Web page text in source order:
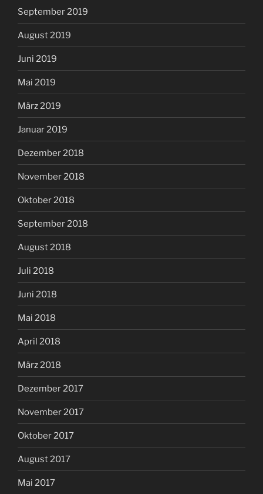
September 2019
August 2019
Juni 2019
Mai 2019
März 2019
Januar 2019
Dezember 2018
November 2018
Oktober 2018
September 2018
August 2018
Juli 2018
Juni 2018
Mai 2018
April 2018
März 2018
Dezember 2017
November 2017
Oktober 2017
August 2017
Mai 2017